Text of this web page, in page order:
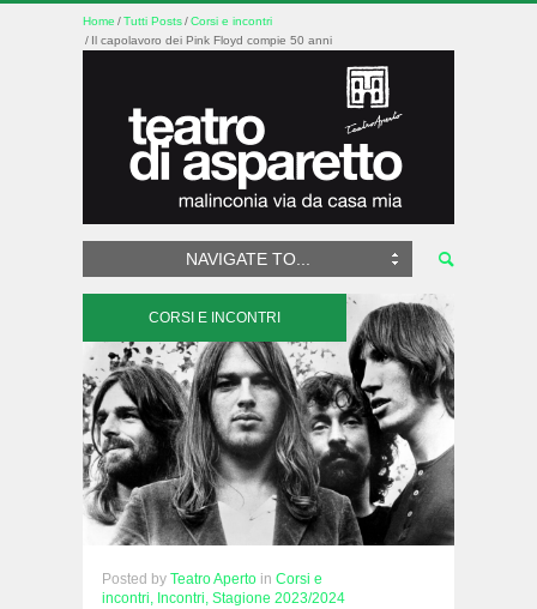
Home Tutti Posts
Corsi e incontri
Il capolavoro dei Pink Floyd compie 50 anni
NAVIGATE TO...
CORSI E INCONTRI
Posted by Teatro Aperto in Corsi e
incontri, Incontri, Stagione 2023/2024